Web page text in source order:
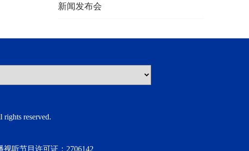
新闻发布会
reserved.
视听节目许可证：2706142